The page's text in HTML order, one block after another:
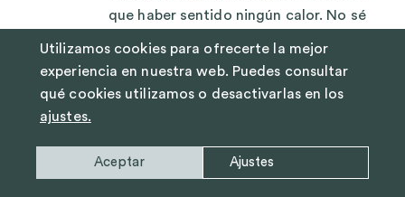
que haber sentido ningún calor. No sé
a que se puede deber.
Noelia Edith Moreno
Utilizamos cookies para ofrecerte la mejor
experiencia en nuestra web. Puedes consultar
qué cookies utilizamos o desactivarlas en los
ajustes.
Aceptar Ajustes